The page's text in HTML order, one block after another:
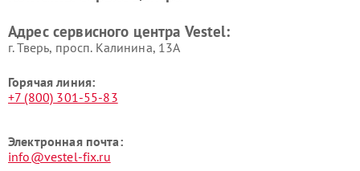
Адрес сервисного центра Vestel:
г. Тверь, просп. Калинина, 13А
Горячая линия:
+7 (800) 301-55-83
Электронная почта:
info@vestel-fix.ru